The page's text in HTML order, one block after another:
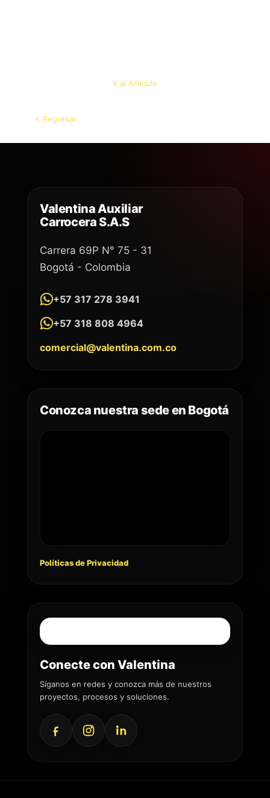
Ir al Artículo
Regresar
Valentina Auxiliar
Carrocera S.A.S
Carrera 69P N° 75 - 31
Bogotá - Colombia
+57 317 278 3941
+57 318 808 4964
comercial@valentina.com.co
Conozca nuestra sede en Bogotá
Políticas de Privacidad
Conecte con Valentina
Síganos en redes y conozca más de nuestros
proyectos, procesos y soluciones.